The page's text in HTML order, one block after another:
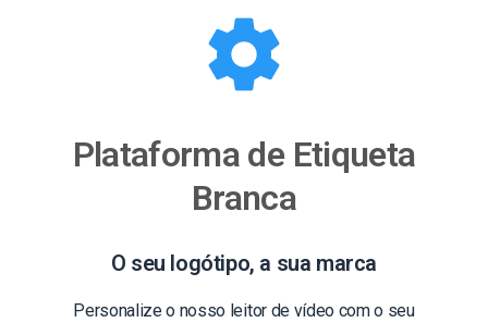
Plataforma de Etiqueta
Branca
O seu logótipo, a sua marca
Personalize o nosso leitor de vídeo com o seu